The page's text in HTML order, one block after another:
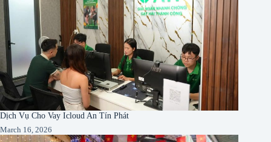
Dịch Vụ Cho Vay Icloud An Tín Phát
March 16, 2026